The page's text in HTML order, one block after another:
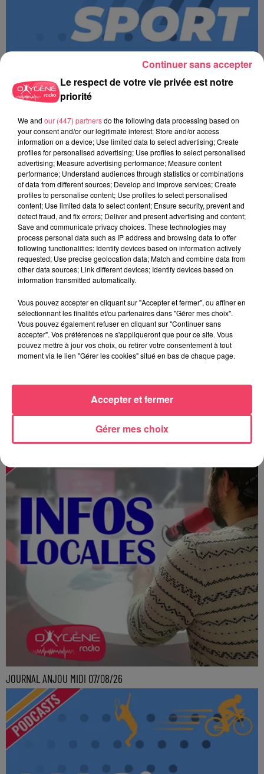
MAGSPORT MATIN 49 08/08/26
MAGSPORT SOIR 49 07/08/26
JOURNAL ANJOU MIDI 07/08/26
Le respect de votre vie privée est notre
priorité
We and our (447) partnersdo the following data processing based on
your consent and/or our legitimate interest: Store and/or access
information on a device; Use limited data to select advertising; Create
profiles for personalised advertising; Use profiles to select personalised
advertising; Measure advertising performance; Measure content
performance; Understand audiences through statistics or combinations
of data from different sources; Develop and improve services; Create
profiles to personalise content; Use profiles to select personalised
content; Use limited data to select content; Ensure security, prevent and
detect fraud, and fix errors; Deliver and present advertising and content;
Save and communicate privacy choices. These technologies may
process personal data such as IP address and browsing data to offer
following functionalities: Identify devices based on information actively
requested; Use precise geolocation data; Match and combine data from
other data sources; Link different devices; Identify devices based on
information transmitted automatically.
Vous pouvez accepter en cliquant sur "Accepter et fermer", ou affiner en
sélectionnant les finalités et/ou partenaires dans "Gérer mes choix".
Vous pouvez également refuser en cliquant sur "Continuer sans
accepter". Vos préférences ne s'appliqueront que pour ce site. Vous
pouvez mettre à jour vos choix, ou retirer votre consentement à tout
moment via le lien "Gérer les cookies" situé en bas de chaque page.
Gérer mes choix
Accepter et fermer
Continuer sans accepter